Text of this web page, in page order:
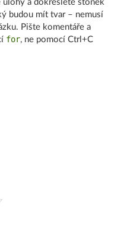
úlohy a dokreslete stonek
budou mít tvar – nemusí
Pište komentáře a
for, ne pomocí Ctrl+C